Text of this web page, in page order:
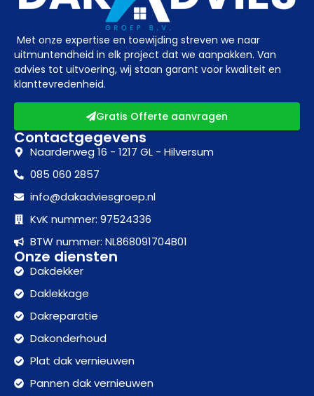
Met onze expertise en toewijding streven we naar
uitmuntendheid in elk project dat we aanpakken. Van
advies tot uitvoering, wij staan garant voor kwaliteit en
klanttevredenheid.
Gratis Offerte aanvragen
Contactgegevens
Naarderweg 16 - 1217 GL - Hilversum
085 060 2857
info@dakadviesgroep.nl
KvK nummer: 97524336
BTW nummer: NL868091704B01
Onze diensten
Dakdekker
Daklekkage
Dakreparatie
Dakonderhoud
Plat dak vernieuwen
Pannen dak vernieuwen